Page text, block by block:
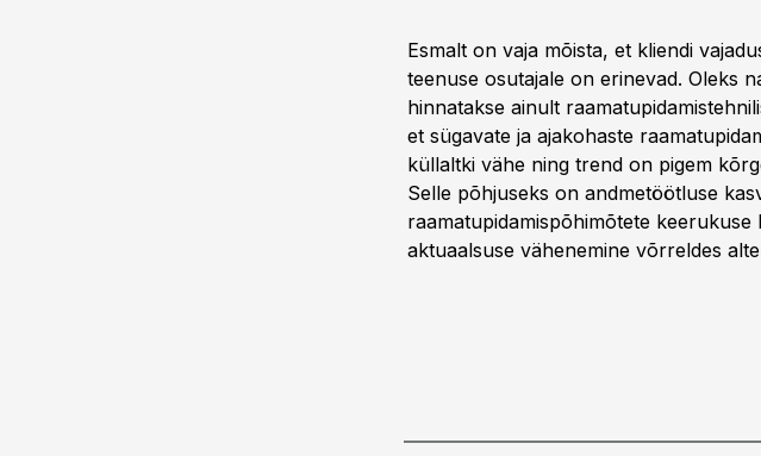
Esmalt on vaja mõista, et kliendi
teenuse osutajale on erinevad. Oleks
hinnatakse ainult
et sügavate ja ajakohaste
küllaltki vähe ning trend on pigem
Selle põhjuseks on andmetöötluse
raamatupidamispõhimõtete
aktuaalsuse vähenemine võrreldes